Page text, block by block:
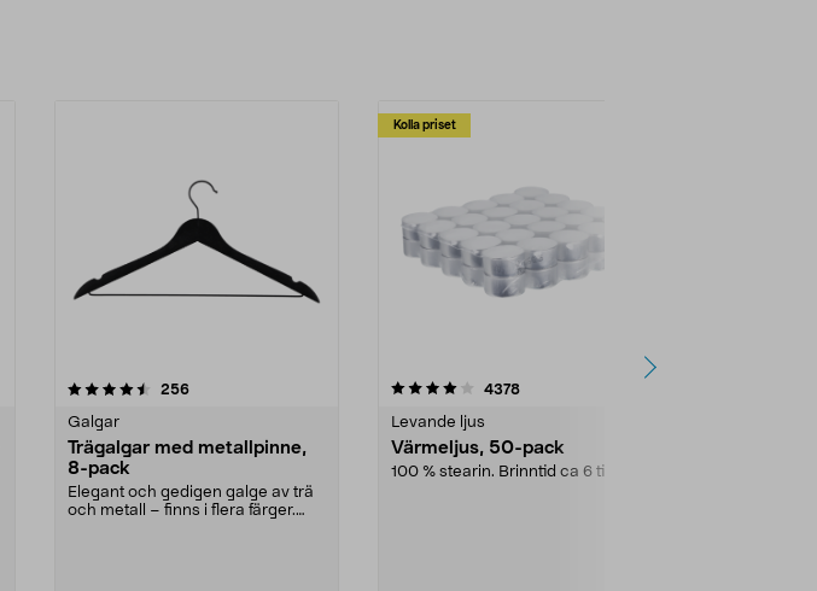
256recensioner
Galgar
Trägalgar med metallpinne,
8-pack
Elegant och gedigen galge av trä
och metall – finns i flera färger.
Kolla priset
4.0av 5 stjärnor 4378recensioner
Levande ljus
Värmeljus, 50-pack
100 % stearin. Brinntid ca 6 tim.
4.5av 5 stjärnor